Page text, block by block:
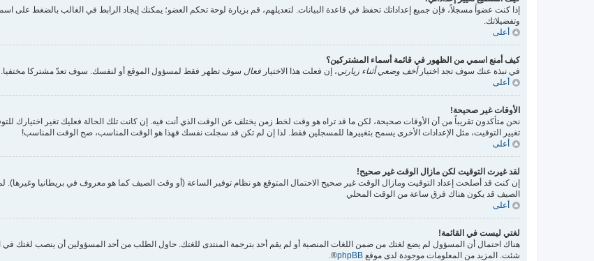
إذا كنت عضواً مسجلاً، فإن جميع إعداداتك تحفظ في قاعدة البيانات. لتعديلهم، قم بزيارة لوحة تحكم العضو؛ يمكنك إيجاد الرابط في الغالب بالضغط
وتفضيلاتك.
أعلى
كيف أمنع اسمي من الظهور في قائمة أسماء المشتركين؟
في نبذة عنك سوف تجد اختيارأخف وضعي أثناء زيارتي، إن فعلت هذا الاختيار فعال سوف تظهر فقط لمسؤول الموقع أو لنفسك. سوف تعدّ مشتركا مختفيا.
أعلى
الأوقات غير صحيحة!
نحن متأكدون تقريباً من أن الأوقات صحيحة، لكن ما قد تراه هو وقت لخط زمن يختلف عن الوقت الذي أنت فيه. إن كانت تلك الحالة فعليك تغير اختيارك
تغيير التوقيت، مثل الإعدادات الأخرى يسمح بتغييرها للمسجلين فقط. لذا إن لم تكن قد سجلت نفسك فهذا هو الوقت المناسب، صح الوقت المناسب!
أعلى
لقد غيرت التوقيت لكن مازال الوقت غير صحيح!
إن كنت قد أصلحت إعداد التوقيت ومازال الوقت غير صحيح الاحتمال المتوقع هو نظام توفير الساعة (أو وقت الصيف كما هو معروف في بريطانيا وغيرها).
الصيف قد يكون هناك فرق ساعة من الوقت المحلي
أعلى
لغتي ليست في القائمة!
هناك احتمال أن المسؤول لم يضع لغتك من ضمن اللغات المنصبة أو لم يقم أحد بترجمة المنتدى للغتك. حاول الطلب من أحد المسؤولين أن ينصب لغتك في
شئت. المزيد من المعلومات موجودة لدى موقع phpBB
®.